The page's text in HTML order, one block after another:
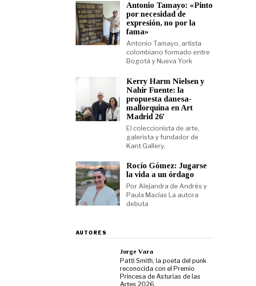
Antonio Tamayo: «Pinto
por necesidad de
expresión, no por la
fama»
Antonio Tamayo, artista
colombiano formado entre
Bogotá y Nueva York
Kerry Harm Nielsen y
Nahir Fuente: la
propuesta danesa-
mallorquina en Art
Madrid 26′
El coleccionista de arte,
galerista y fundador de
Kant Gallery,
Rocío Gómez: Jugarse
la vida a un órdago
Por Alejandra de Andrés y
Paula Macías La autora
debuta
AUTORES
Jorge Vara
Patti Smith, la poeta del punk
reconocida con el Premio
Princesa de Asturias de las
Artes 2026